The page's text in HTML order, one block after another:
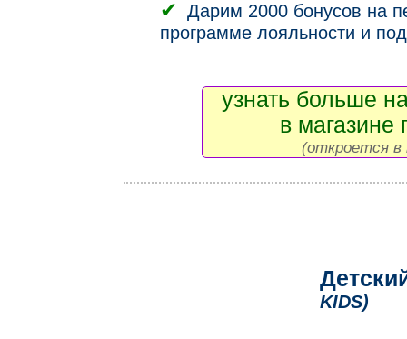
Дарим 2000 бонусов на
программе лояльности и
узнать больше
в магазине
(откроется в
KIDS)